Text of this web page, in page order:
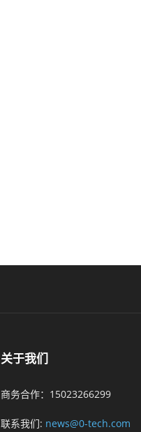
关于我们
商务合作：15023266299
联系我们: news@0-tech.com